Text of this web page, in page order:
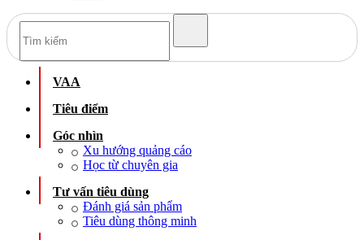
VAA
Tiêu điểm
Góc nhìn
Xu hướng quảng cáo
Học từ chuyên gia
Tư vấn tiêu dùng
Đánh giá sản phẩm
Tiêu dùng thông minh